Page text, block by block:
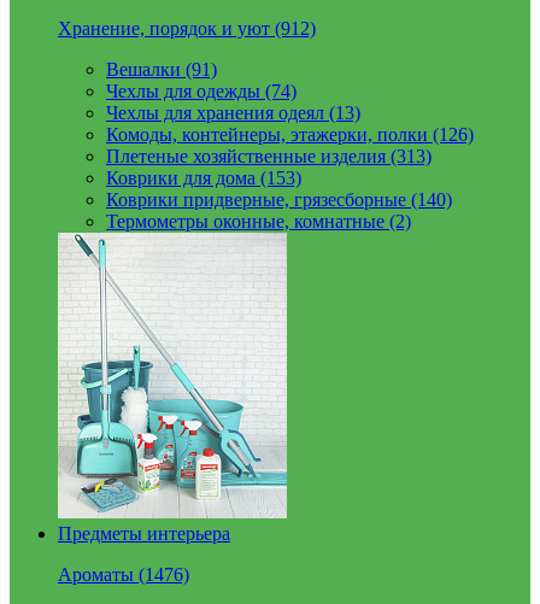
Хранение, порядок и уют (912)
Вешалки (91)
Чехлы для одежды (74)
Чехлы для хранения одеял (13)
Комоды, контейнеры, этажерки, полки (126)
Плетеные хозяйственные изделия (313)
Коврики для дома (153)
Коврики придверные, грязесборные (140)
Термометры оконные, комнатные (2)
Предметы интерьера
Ароматы (1476)